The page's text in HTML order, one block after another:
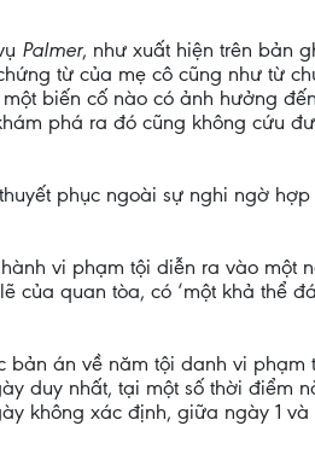
Palmer, như xuất hiện trên bản
từ của mẹ cô cũng như từ
biến cố nào có ảnh hưởng
phá ra đó cũng không cứu
phục ngoài sự nghi ngờ
vi phạm tội diễn ra vào một
quan tòa, có ‘một khả thể
bản án về năm tội danh vi phạm
duy nhất, tại một số thời điểm
không xác định, giữa ngày 1 và